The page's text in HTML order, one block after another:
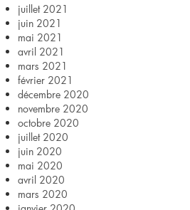
juillet 2021
juin 2021
mai 2021
avril 2021
mars 2021
février 2021
décembre 2020
novembre 2020
octobre 2020
juillet 2020
juin 2020
mai 2020
avril 2020
mars 2020